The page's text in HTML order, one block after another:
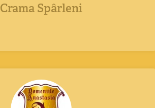
Crama Spârleni